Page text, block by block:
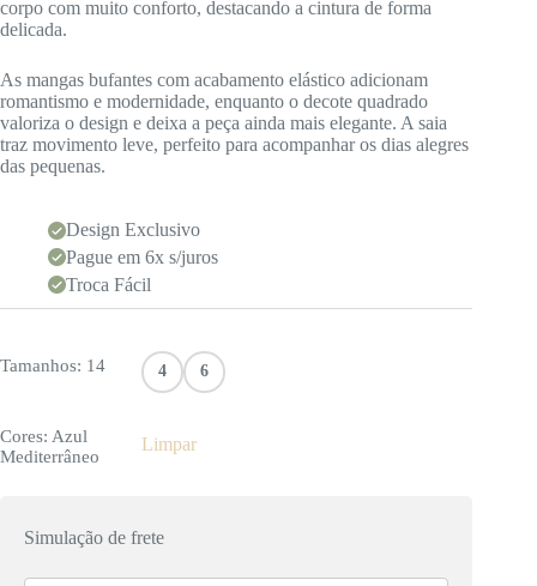
corpo com muito conforto, destacando a cintura de forma
delicada.
As mangas bufantes com acabamento elástico adicionam
romantismo e modernidade, enquanto o decote quadrado
valoriza o design e deixa a peça ainda mais elegante. A saia
traz movimento leve, perfeito para acompanhar os dias alegres
das pequenas.
Design Exclusivo
Pague em 6x s/juros
Troca Fácil
Tamanhos: 14 4 6
Cores: Azul
Mediterrâneo
Limpar
Simulação de frete